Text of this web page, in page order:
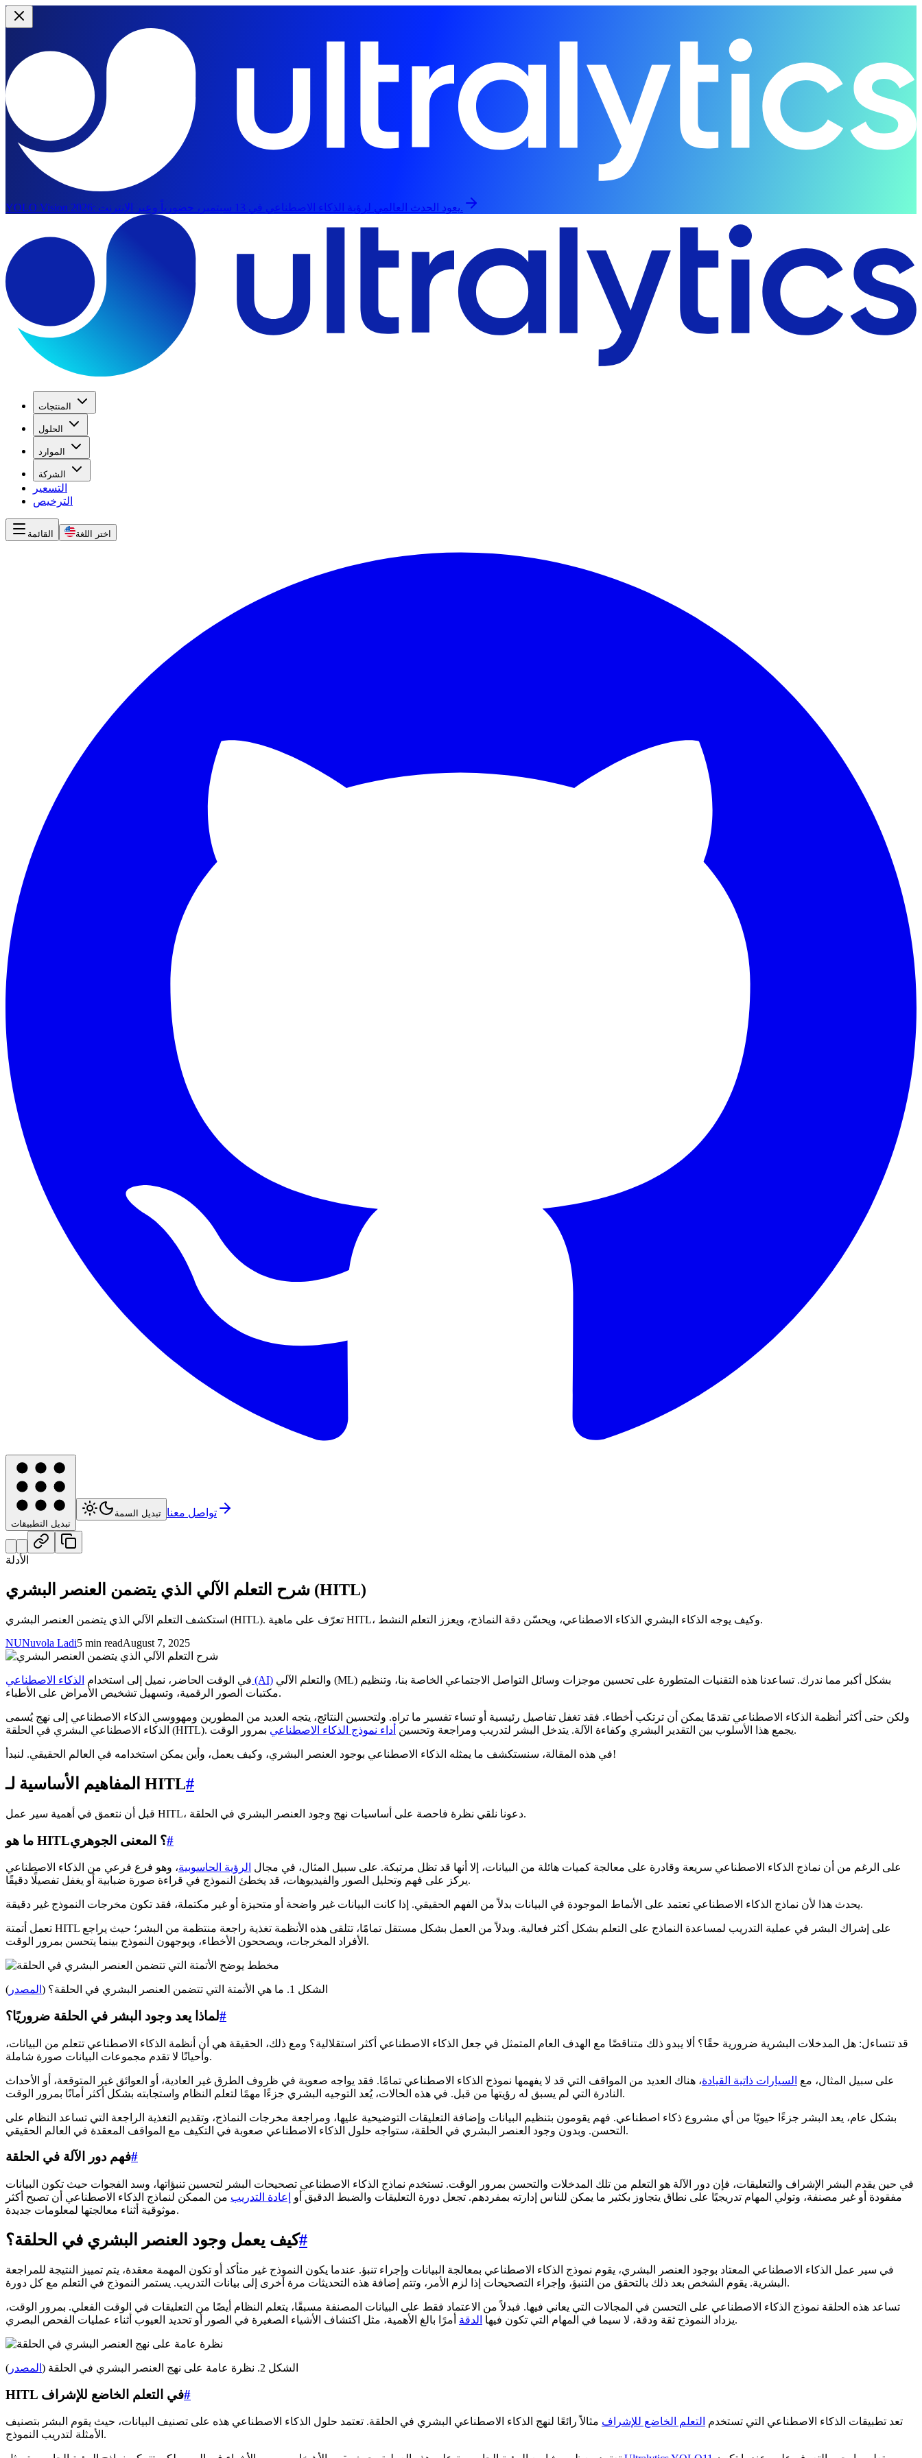
YOLO Vision 2026: يعود الحدث العالمي لرؤية الذكاء الاصطناعي في 13 سبتمبر، حضورياً وعبر الإنترنت.
المنتجات
الحلول
الموارد
الشركة
التسعير
الترخيص
القائمة اختر اللغة
تبديل التطبيقات
تبديل السمة تواصل معنا
الأدلة
شرح التعلم الآلي الذي يتضمن العنصر البشري (HITL)
استكشف التعلم الآلي الذي يتضمن العنصر البشري (HITL). تعرّف على ماهية HITL، وكيف يوجه الذكاء البشري الذكاء الاصطناعي، ويحسّن دقة النماذج، ويعزز التعلم النشط.
NUNuvola Ladi5 min readAugust 7, 2025
في الوقت الحاضر، نميل إلى استخدام الذكاء الاصطناعي (AI)
مكتبات الصور الرقمية، وتسهيل تشخيص الأمراض على الأطباء.
ولكن حتى أكثر أنظمة الذكاء الاصطناعي تقدمًا يمكن أن ترتكب أخطاء. فقد تغفل تفاصيل رئيسية أو تساء تفسير ما تراه. ولتحسين النتائج، يتجه العديد من المطورين ومهووسي الذكاء الاصطناعي إلى نهج يُسمى
الذكاء الاصطناعي البشري في الحلقة (HITL). يجمع هذا الأسلوب بين التقدير البشري وكفاءة الآلة. يتدخل البشر لتدريب ومراجعة وتحسين أداء نموذج الذكاء الاصطناعي بمرور الوقت.
في هذه المقالة، سنستكشف ما يمثله الذكاء الاصطناعي بوجود العنصر البشري، وكيف يعمل، وأين يمكن استخدامه في العالم الحقيقي. لنبدأ!
المفاهيم الأساسية لـ HITL#
قبل أن نتعمق في أهمية سير عمل HITL، دعونا نلقي نظرة فاحصة على أساسيات نهج وجود العنصر البشري في الحلقة.
ما هو HITL؟ المعنى الجوهري#
على الرغم من أن نماذج الذكاء الاصطناعي سريعة وقادرة على معالجة كميات هائلة من البيانات، إلا أنها قد تظل مرتبكة. على سبيل المثال، في مجال الرؤية الحاسوبية، وهو فرع فرعي من الذكاء الاصطناعي
يركز على فهم وتحليل الصور والفيديوهات، قد يخطئ النموذج في قراءة صورة ضبابية أو يغفل تفصيلًا دقيقًا.
يحدث هذا لأن نماذج الذكاء الاصطناعي تعتمد على الأنماط الموجودة في البيانات بدلاً من الفهم الحقيقي. إذا كانت البيانات غير واضحة أو متحيزة أو غير مكتملة، فقد تكون مخرجات النموذج غير دقيقة.
تعمل أتمتة HITL على إشراك البشر في عملية التدريب لمساعدة النماذج على التعلم بشكل أكثر فعالية. وبدلاً من العمل بشكل مستقل تمامًا، تتلقى هذه الأنظمة تغذية راجعة منتظمة من البشر؛ حيث يراجع
الأفراد المخرجات، ويصححون الأخطاء، ويوجهون النموذج بينما يتحسن بمرور الوقت.
الشكل 1. ما هي الأتمتة التي تتضمن العنصر البشري في الحلقة؟ ( المصدر )
لماذا يعد وجود البشر في الحلقة ضروريًا؟#
قد تتساءل: هل المدخلات البشرية ضرورية حقًا؟ ألا يبدو ذلك متناقضًا مع الهدف العام المتمثل في جعل الذكاء الاصطناعي أكثر استقلالية؟ ومع ذلك، الحقيقة هي أن أنظمة الذكاء الاصطناعي تتعلم من البيانات،
وأحيانًا لا تقدم مجموعات البيانات صورة شاملة.
على سبيل المثال، مع السيارات ذاتية القيادة، هناك العديد من المواقف التي قد لا يفهمها نموذج الذكاء الاصطناعي تمامًا. فقد يواجه صعوبة في ظروف الطرق غير العادية، أو العوائق غير المتوقعة، أو الأحداث
النادرة التي لم يسبق له رؤيتها من قبل. في هذه الحالات، يُعد التوجيه البشري جزءًا مهمًا لتعلم النظام واستجابته بشكل أكثر أمانًا بمرور الوقت.
بشكل عام، يعد البشر جزءًا حيويًا من أي مشروع ذكاء اصطناعي. فهم يقومون بتنظيم البيانات وإضافة التعليقات التوضيحية عليها، ومراجعة مخرجات النماذج، وتقديم التغذية الراجعة التي تساعد النظام على
التحسن. وبدون وجود العنصر البشري في الحلقة، ستواجه حلول الذكاء الاصطناعي صعوبة في التكيف مع المواقف المعقدة في العالم الحقيقي.
فهم دور الآلة في الحلقة#
في حين يقدم البشر الإشراف والتعليقات، فإن دور الآلة هو التعلم من تلك المدخلات والتحسن بمرور الوقت. تستخدم نماذج الذكاء الاصطناعي تصحيحات البشر لتحسين تنبؤاتها، وسد الفجوات حيث تكون البيانات
مفقودة أو غير مصنفة، وتولي المهام تدريجيًا على نطاق يتجاوز بكثير ما يمكن للناس إدارته بمفردهم. تجعل دورة التعليقات والضبط الدقيق أو
إعادة التدريب من الممكن لنماذج الذكاء الاصطناعي أن تصبح أكثر
موثوقية أثناء معالجتها لمعلومات جديدة.
كيف يعمل وجود العنصر البشري في الحلقة؟#
في سير عمل الذكاء الاصطناعي المعتاد بوجود العنصر البشري، يقوم نموذج الذكاء الاصطناعي بمعالجة البيانات وإجراء تنبؤ. عندما يكون النموذج غير متأكد أو تكون المهمة معقدة، يتم تمييز النتيجة للمراجعة
البشرية. يقوم الشخص بعد ذلك بالتحقق من التنبؤ، وإجراء التصحيحات إذا لزم الأمر، وتتم إضافة هذه التحديثات مرة أخرى إلى بيانات التدريب. يستمر النموذج في التعلم مع كل دورة.
تساعد هذه الحلقة نموذج الذكاء الاصطناعي على التحسن في المجالات التي يعاني فيها. فبدلاً من الاعتماد فقط على البيانات المصنفة مسبقًا، يتعلم النظام أيضًا من التعليقات في الوقت الفعلي. بمرور الوقت،
يزداد النموذج ثقة ودقة، لا سيما في المهام التي تكون فيها الدقة أمرًا بالغ الأهمية، مثل اكتشاف الأشياء الصغيرة في الصور أو تحديد العيوب أثناء عمليات الفحص البصري.
الشكل 2. نظرة عامة على نهج العنصر البشري في الحلقة ( المصدر )
HITL في التعلم الخاضع للإشراف#
تعد تطبيقات الذكاء الاصطناعي التي تستخدم التعلم الخاضع للإشراف مثالاً رائعًا لنهج الذكاء الاصطناعي البشري في الحلقة. تعتمد حلول الذكاء الاصطناعي هذه على تصنيف البيانات، حيث يقوم البشر بتصنيف
الأمثلة لتدريب النموذج.